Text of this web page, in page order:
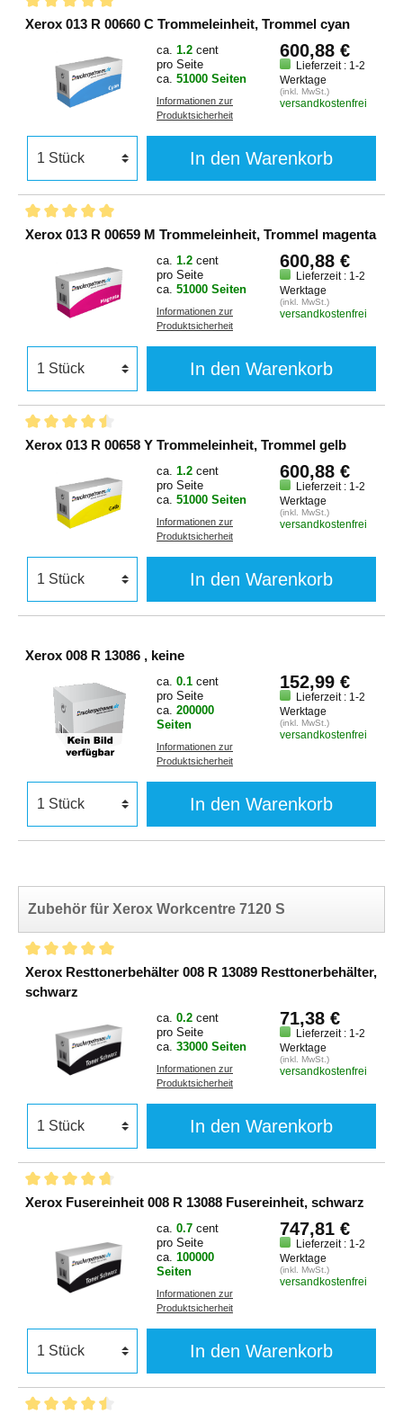
Xerox 013 R 00660 C Trommeleinheit, Trommel cyan
ca. 1.2 cent
pro Seite
ca. 51000 Seiten
Informationen zur
Produktsicherheit
600,88 €
Lieferzeit : 1-2
Werktage
(inkl. MwSt.)
versandkostenfrei
In den Warenkorb
Xerox 013 R 00659 M Trommeleinheit, Trommel magenta
ca. 1.2 cent
pro Seite
ca. 51000 Seiten
Informationen zur
Produktsicherheit
600,88 €
Lieferzeit : 1-2
Werktage
(inkl. MwSt.)
versandkostenfrei
In den Warenkorb
Xerox 013 R 00658 Y Trommeleinheit, Trommel gelb
ca. 1.2 cent
pro Seite
ca. 51000 Seiten
Informationen zur
Produktsicherheit
600,88 €
Lieferzeit : 1-2
Werktage
(inkl. MwSt.)
versandkostenfrei
In den Warenkorb
Xerox 008 R 13086 , keine
ca. 0.1 cent
pro Seite
ca. 200000
Seiten
Informationen zur
Produktsicherheit
152,99 €
Lieferzeit : 1-2
Werktage
(inkl. MwSt.)
versandkostenfrei
In den Warenkorb
Zubehör für Xerox Workcentre 7120 S
Xerox Resttonerbehälter 008 R 13089 Resttonerbehälter,
schwarz
ca. 0.2 cent
pro Seite
ca. 33000 Seiten
Informationen zur
Produktsicherheit
71,38 €
Lieferzeit : 1-2
Werktage
(inkl. MwSt.)
versandkostenfrei
In den Warenkorb
Xerox Fusereinheit 008 R 13088 Fusereinheit, schwarz
ca. 0.7 cent
pro Seite
ca. 100000
Seiten
Informationen zur
Produktsicherheit
747,81 €
Lieferzeit : 1-2
Werktage
(inkl. MwSt.)
versandkostenfrei
In den Warenkorb